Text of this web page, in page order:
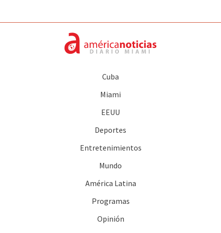
Cuba
Miami
EEUU
Deportes
Entretenimientos
Mundo
América Latina
Programas
Opinión